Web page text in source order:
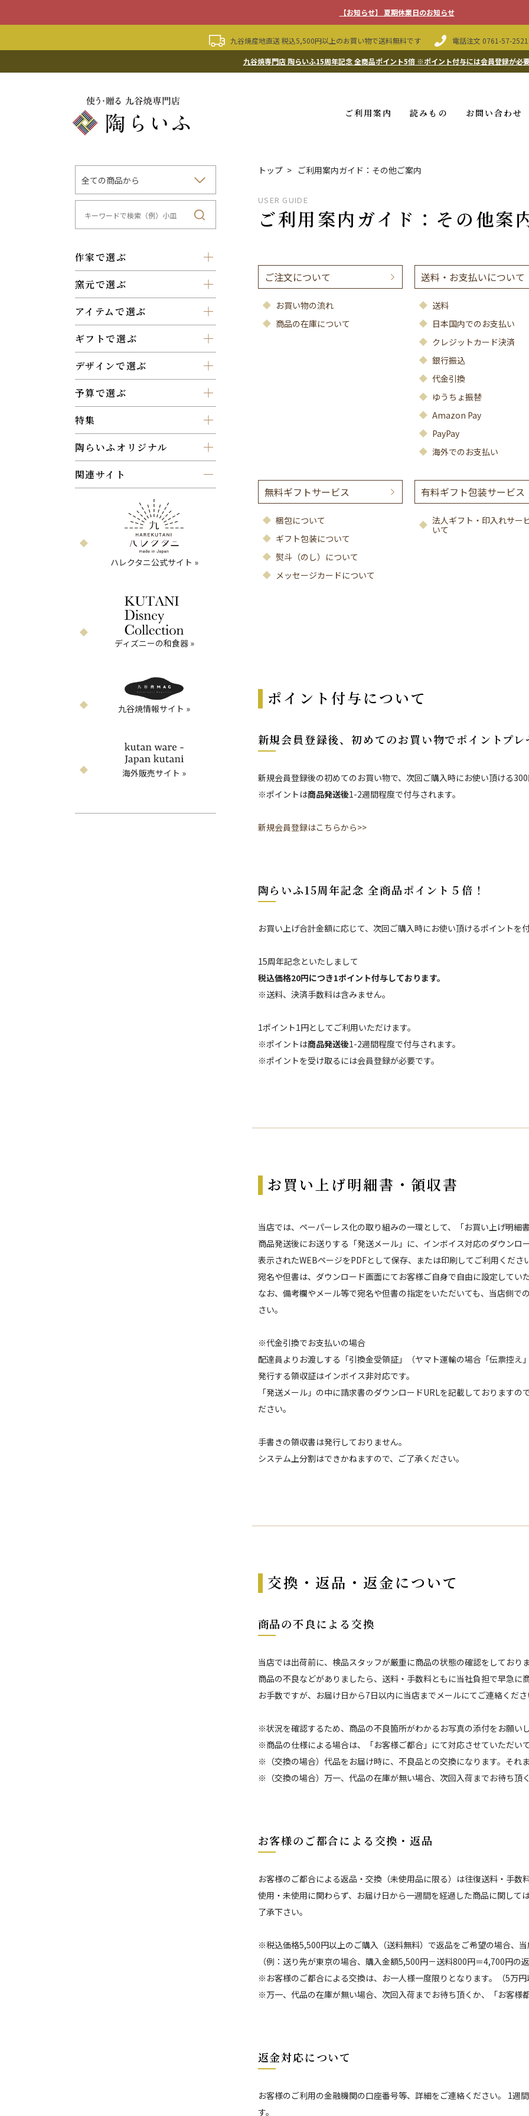
【お知らせ】 夏期休業日のお知らせ
九谷焼産地直送 税込5,500円以上のお買い物で送料無料です 電話注文 0761-57-2521
九谷焼専門店 陶らいふ15周年記念 全商品ポイント5倍※ポイント付与には会員登録が必要
ご利用案内 読みもの お問い合わせ
作家で選ぶ
窯元で選ぶ
アイテムで選ぶ
ギフトで選ぶ
デザインで選ぶ
予算で選ぶ
特集
陶らいふオリジナル
関連サイト
ハレクタニ公式サイト »
ディズニーの和食器 »
九谷焼情報サイト »
海外販売サイト »
トップ ご利用案内ガイド：その他ご案内
USER GUIDE
ご利用案内ガイド：その他案
ご注文について
お買い物の流れ
商品の在庫について
送料・お支払いについて
送料
日本国内でのお支払い
クレジットカード決済
銀行振込
代金引換
ゆうちょ振替
Amazon Pay
PayPay
海外でのお支払い
無料ギフトサービス
梱包について
ギフト包装について
熨斗（のし）について
メッセージカードについて
有料ギフト包装サービス
法人ギフト・印入れサー
いて
ポイント付与について
新規会員登録後、初めてのお買い物でポイントプレ
新規会員登録後の初めてのお買い物で、次回ご購入時にお使い頂ける
※ポイントは商品発送後1-2週間程度で付与されます。
新規会員登録はこちらから>>
陶らいふ15周年記念 全商品ポイント５倍！
お買い上げ合計金額に応じて、次回ご購入時にお使い頂けるポイントを付
15周年記念といたしまして
税込価格20円につき1ポイント付与しております。
※送料、決済手数料は含みません。
1ポイント1円としてご利用いただけます。
※ポイントは商品発送後1-2週間程度で付与されます。
※ポイントを受け取るには会員登録が必要です。
お買い上げ明細書・領収書
当店では、ペーパーレス化の取り組みの一環として、「お買い上げ明細
商品発送後にお送りする「発送メール」に、インボイス対応のダウンロ
表示されたWEBページをPDFとして保存、または印刷してご利用ください
宛名や但書は、ダウンロード画面にてお客様ご自身で自由に設定していた
なお、備考欄やメール等で宛名や但書の指定をいただいても、当店側で
さい。
※代金引換でお支払いの場合
配達員よりお渡しする「引換金受領証」（ヤマト運輸の場合「伝票控え
発行する領収証はインボイス非対応です。
「発送メール」の中に請求書のダウンロードURLを記載しております
ださい。
手書きの領収書は発行しておりません。
システム上分割はできかねますので、ご了承ください。
交換・返品・返金について
商品の不良による交換
当店では出荷前に、検品スタッフが厳重に商品の状態の確認をしており
商品の不良などがありましたら、送料・手数料ともに当社負担で早急に
お手数ですが、お届け日から7日以内に当店までメールにてご連絡くださ
※状況を確認するため、商品の不良箇所がわかるお写真の添付をお願いし
※商品の仕様による場合は、「お客様ご都合」にて対応させていただいて
※（交換の場合）代品をお届け時に、不良品との交換になります。それ
※（交換の場合）万一、代品の在庫が無い場合、次回入荷までお待ち頂
お客様のご都合による交換・返品
お客様のご都合による返品・交換（未使用品に限る）は往復送料・手数
使用・未使用に関わらず、お届け日から一週間を経過した商品に関して
了承下さい。
※税込価格5,500円以上のご購入（送料無料）で返品をご希望の場合、当
（例：送り先が東京の場合、購入金額5,500円－送料800円＝4,700円の返
※お客様のご都合による交換は、お一人様一度限りとなります。（5万円
※万一、代品の在庫が無い場合、次回入荷までお待ち頂くか、「お客様
返金対応について
お客様のご利用の金融機関の口座番号等、詳細をご連絡ください。 1週
す。